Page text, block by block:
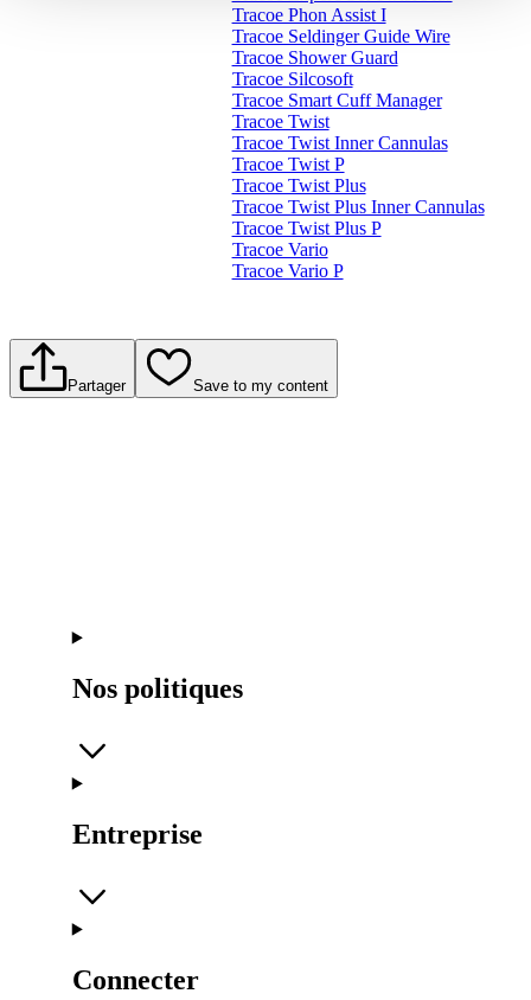
Tracoe Phon Assist I
Tracoe Seldinger Guide Wire
Tracoe Shower Guard
Tracoe Silcosoft
Tracoe Smart Cuff Manager
Tracoe Twist
Tracoe Twist Inner Cannulas
Tracoe Twist P
Tracoe Twist Plus
Tracoe Twist Plus Inner Cannulas
Tracoe Twist Plus P
Tracoe Vario
Tracoe Vario P
Partager Save to my content
Nos politiques
Entreprise
Connecter